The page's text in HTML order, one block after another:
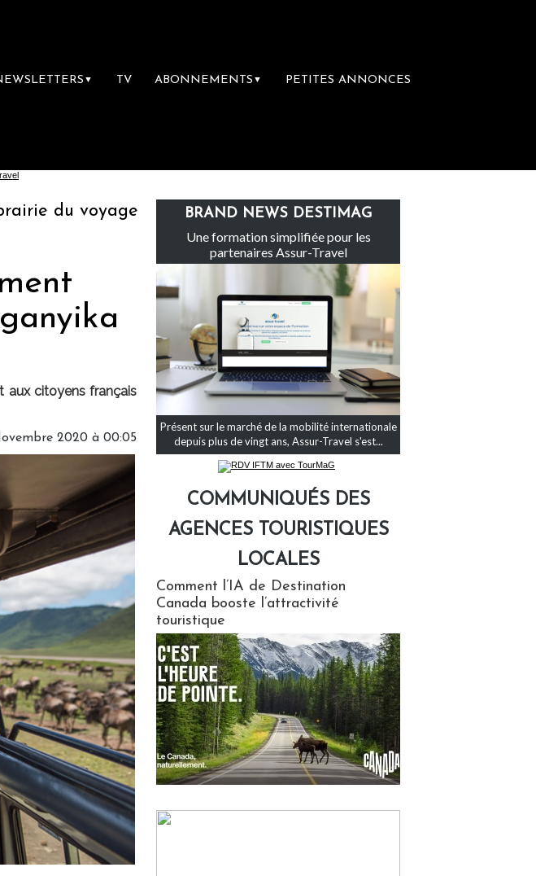
▼ TV ABONNEMENTS ▼ PETITES ANNONCES
du voyage Le groupe Sainte-Claire rachète Eden Tour
aux citoyens français
2020 à 00:05
BRAND NEWS DESTIMAG
Une formation simplifiée pour les
partenaires Assur-Travel
Présent sur le marché de la mobilité internationale
depuis plus de vingt ans, Assur-Travel s'est...
COMMUNIQUÉS DES
AGENCES TOURISTIQUES
LOCALES
Comment l’IA de Destination
Canada booste l’attractivité
touristique